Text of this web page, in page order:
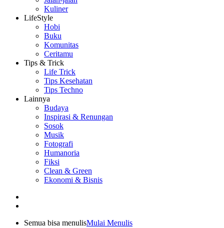
Kuliner
LifeStyle
Hobi
Buku
Komunitas
Ceritamu
Tips & Trick
Life Trick
Tips Kesehatan
Tips Techno
Lainnya
Budaya
Inspirasi & Renungan
Sosok
Musik
Fotografi
Humanoria
Fiksi
Clean & Green
Ekonomi & Bisnis
Semua bisa menulisMulai Menulis